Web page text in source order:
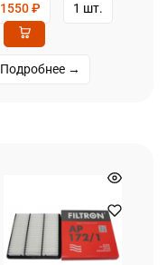
1550₽ 1 шт.
Подробнее →